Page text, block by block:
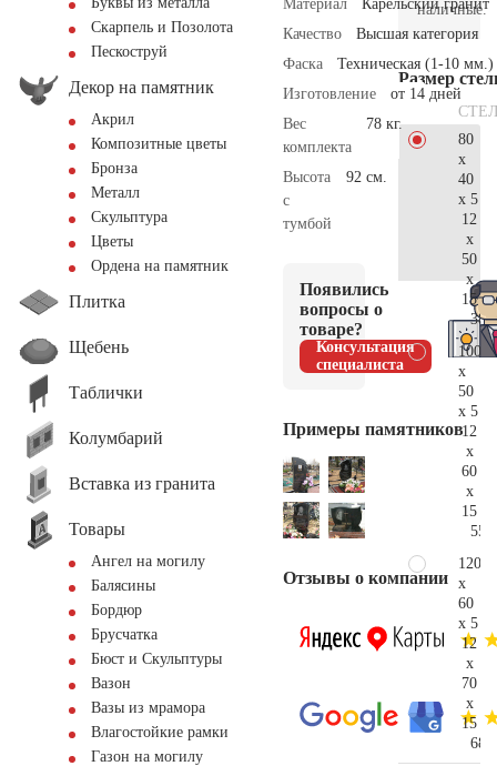
Скарпель и Позолота
Пескоструй
Декор на памятник
Акрил
Композитные цветы
Бронза
Металл
Скульптура
Цветы
Ордена на памятник
Плитка
Щебень
Таблички
Колумбарий
Вставка из гранита
Товары
Ангел на могилу
Балясины
Бордюр
Брусчатка
Бюст и Скульптуры
Вазон
Вазы из мрамора
Влагостойкие рамки
Газон на могилу
Материал
Карельский гранит
Качество
Высшая категория
Фаска
Техническая (1-10 мм.)
Изготовление
от 14 дней
Вес
комплекта
78 кг.
Высота
с
тумбой
92 см.
Появились
вопросы о
товаре?
Консультация
специалиста
Примеры памятников
Отзывы о компании
наличные.
Размер
80
x
40
x 5
12
x
50
x
15
100
x
50
x 5
12
x
60
x
15
120
x
60
x 5
12
x
70
x
15